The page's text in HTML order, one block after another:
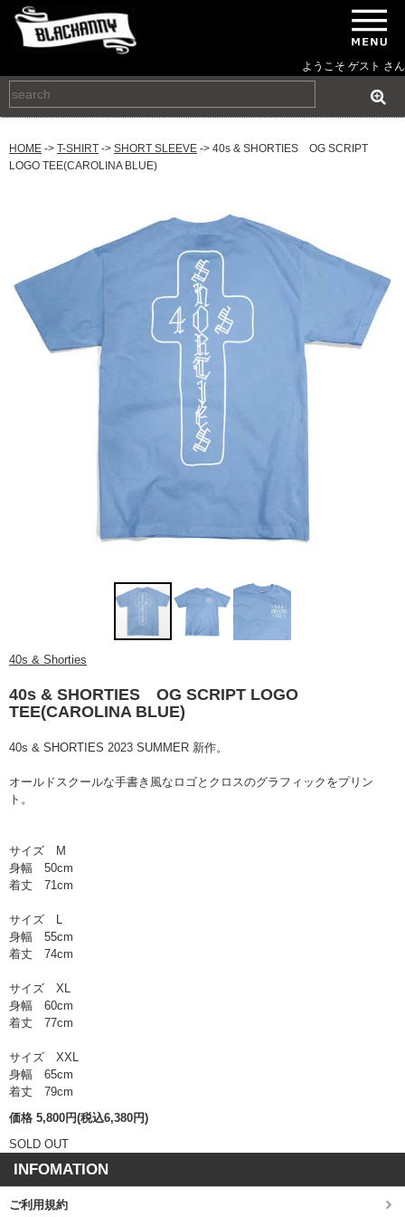
ようこそ ゲスト さん
HOME -> T-SHIRT -> SHORT SLEEVE -> 40s & SHORTIES OG SCRIPT
LOGO TEE(CAROLINA BLUE)
40s & Shorties
40s & SHORTIES OG SCRIPT LOGO
TEE(CAROLINA BLUE)
40s & SHORTIES 2023 SUMMER 新作。
オールドスクールな手書き風なロゴとクロスのグラフィックをプリン
ト。
サイズ M
身幅 50cm
着丈 71cm
サイズ L
身幅 55cm
着丈 74cm
サイズ XL
身幅 60cm
着丈 77cm
サイズ XXL
身幅 65cm
着丈 79cm
価格 5,800円(税込6,380円)
SOLD OUT
INFOMATION
ご利用規約